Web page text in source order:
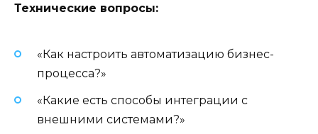
Технические вопросы:
«Как настроить автоматизацию бизнес-
процесса?»
«Какие есть способы интеграции с
внешними системами?»